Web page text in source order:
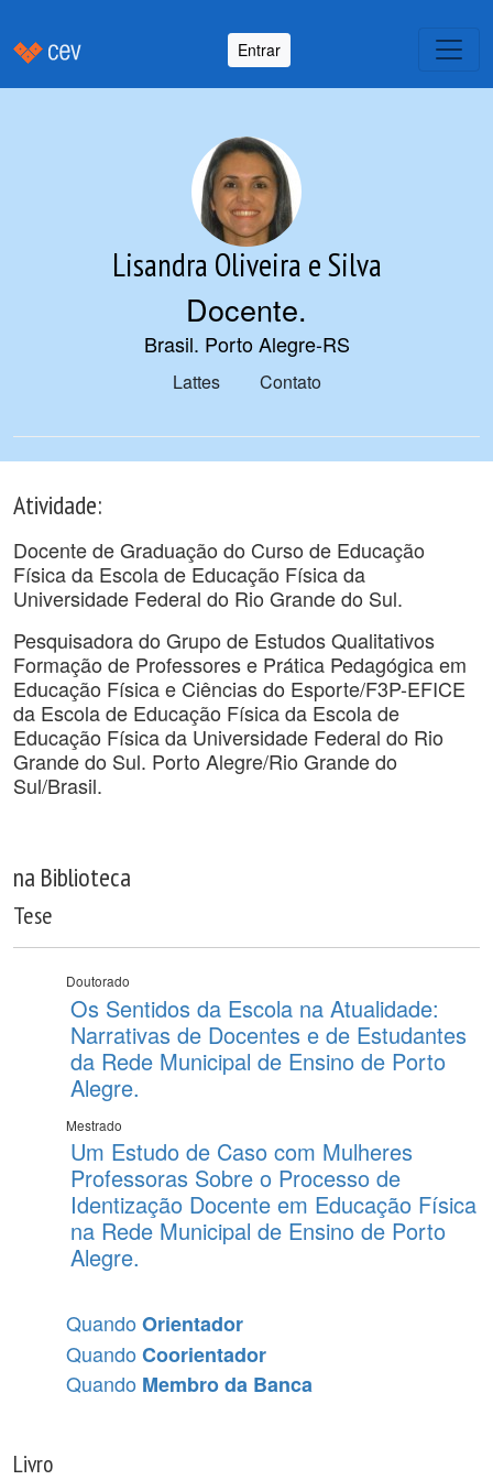
Entrar
Lisandra Oliveira e Silva
Docente.
Brasil. Porto Alegre-RS
Lattes Contato
Atividade:
Docente de Graduação do Curso de Educação
Física da Escola de Educação Física da
Universidade Federal do Rio Grande do Sul.
Pesquisadora do Grupo de Estudos Qualitativos
Formação de Professores e Prática Pedagógica em
Educação Física e Ciências do Esporte/F3P-EFICE
da Escola de Educação Física da Escola de
Educação Física da Universidade Federal do Rio
Grande do Sul. Porto Alegre/Rio Grande do
Sul/Brasil.
na Biblioteca
Tese
Doutorado
Os Sentidos da Escola na Atualidade:
Narrativas de Docentes e de Estudantes
da Rede Municipal de Ensino de Porto
Alegre.
Mestrado
Um Estudo de Caso com Mulheres
Professoras Sobre o Processo de
Identização Docente em Educação Física
na Rede Municipal de Ensino de Porto
Alegre.
Quando Orientador
Quando Coorientador
Quando Membro da Banca
Livro